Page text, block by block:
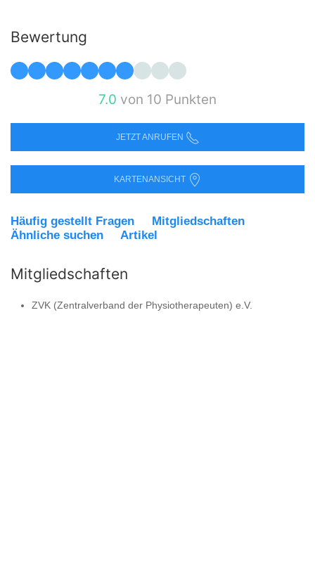
Bewertung
7.0 von 10 Punkten
JETZT ANRUFEN
KARTENANSICHT
Häufig gestellt Fragen
Mitgliedschaften
Ähnliche suchen
Artikel
Mitgliedschaften
ZVK (Zentralverband der Physiotherapeuten) e.V.